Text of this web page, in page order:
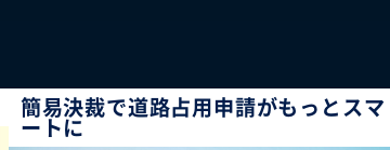
簡易決裁で道路占用申請がもっとスマ
ートに